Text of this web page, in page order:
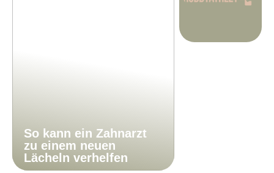
So kann ein Zahnarzt
zu einem neuen
Lächeln verhelfen